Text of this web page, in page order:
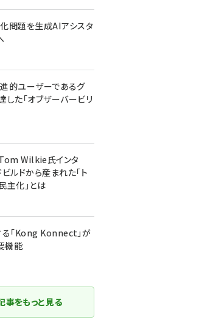
問題を生成AIアシスタ
的ユーザーであるグ
た「オブザーバービリ
Wilkie氏インタ
ルドから産まれた「ト
主化」とは
「Kong Konnect」が
機能
事をもっと見る